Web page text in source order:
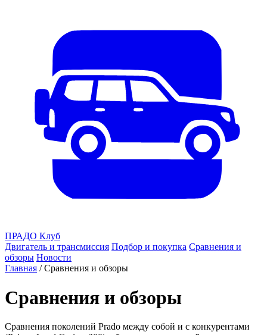
ПРАДО Клуб
Двигатель и трансмиссия Подбор и покупка Сравнения и
обзоры Новости
Главная / Сравнения и обзоры
Сравнения и обзоры
Сравнения поколений Prado между собой и с конкурентами